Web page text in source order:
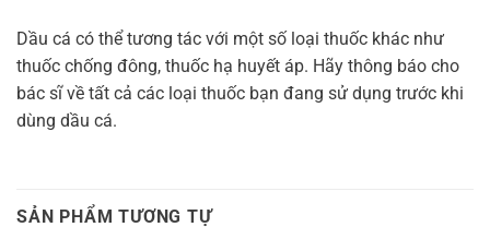
Dầu cá có thể tương tác với một số loại thuốc khác như
thuốc chống đông, thuốc hạ huyết áp. Hãy thông báo cho
bác sĩ về tất cả các loại thuốc bạn đang sử dụng trước khi
dùng dầu cá.
SẢN PHẨM TƯƠNG TỰ